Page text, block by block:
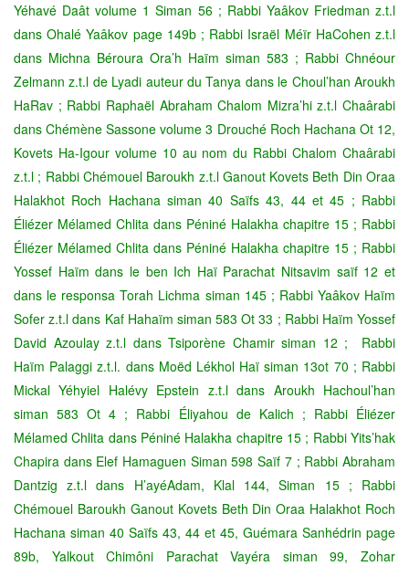
Yéhavé Daât volume 1 Siman 56 ; Rabbi Yaâkov Friedman z.t.l
dans Ohalé Yaâkov page 149b ; Rabbi Israël Méïr HaCohen z.t.l
dans Michna Béroura Ora’h Haïm siman 583 ; Rabbi Chnéour
Zelmann z.t.l de Lyadi auteur du Tanya dans le Choul’han Aroukh
HaRav ; Rabbi Raphaël Abraham Chalom Mizra’hi z.t.l Chaârabi
dans Chémène Sassone volume 3 Drouché Roch Hachana Ot 12,
Kovets Ha-Igour volume 10 au nom du Rabbi Chalom Chaârabi
z.t.l ; Rabbi Chémouel Baroukh z.t.l Ganout Kovets Beth Din Oraa
Halakhot Roch Hachana siman 40 Saïfs 43, 44 et 45 ; Rabbi
Éliézer Mélamed Chlita dans Péniné Halakha chapitre 15 ; Rabbi
Éliézer Mélamed Chlita dans Péniné Halakha chapitre 15 ; Rabbi
Yossef Haïm dans le ben Ich Haï Parachat Nitsavim saïf 12 et
dans le responsa Torah Lichma siman 145 ; Rabbi Yaâkov Haïm
Sofer z.t.l dans Kaf Hahaïm siman 583 Ot 33 ; Rabbi Haïm Yossef
David Azoulay z.t.l dans Tsiporène Chamir siman 12 ; Rabbi
Haïm Palaggi z.t.l. dans Moëd Lékhol Haï siman 13ot 70 ; Rabbi
Mickal Yéhyiel Halévy Epstein z.t.l dans Aroukh Hachoul’han
siman 583 Ot 4 ; Rabbi Éliyahou de Kalich ; Rabbi Éliézer
Mélamed Chlita dans Péniné Halakha chapitre 15 ; Rabbi Yits’hak
Chapira dans Elef Hamaguen Siman 598 Saïf 7 ; Rabbi Abraham
Dantzig z.t.l dans H’ayéAdam, Klal 144, Siman 15 ; Rabbi
Chémouel Baroukh Ganout Kovets Beth Din Oraa Halakhot Roch
Hachana siman 40 Saïfs 43, 44 et 45, Guémara Sanhédrin page
89b, Yalkout Chimôni Parachat Vayéra siman 99, Zohar